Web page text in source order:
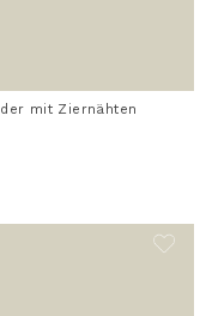
mit Ziernähten